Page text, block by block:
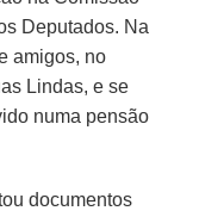
Deputados. Na
amigos, no
Lindas, e se
numa pensão
documentos